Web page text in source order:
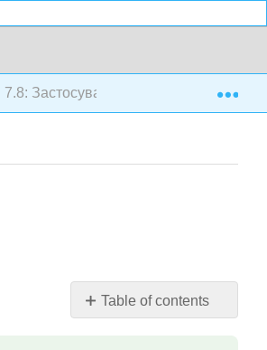
7.8: Застосування раціональних
Table of contents